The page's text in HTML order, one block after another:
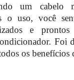
um cabelo
o uso, você
e
Foi
os benefícios